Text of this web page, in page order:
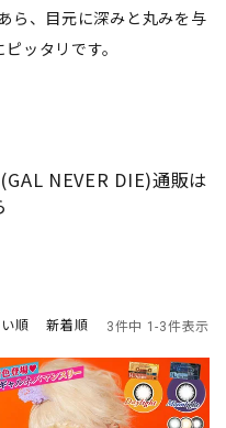
ら、目元に深みと丸みを与
ッタリです。
NEVER DIE)通販は
順 新着順 3件中 1-3件表示